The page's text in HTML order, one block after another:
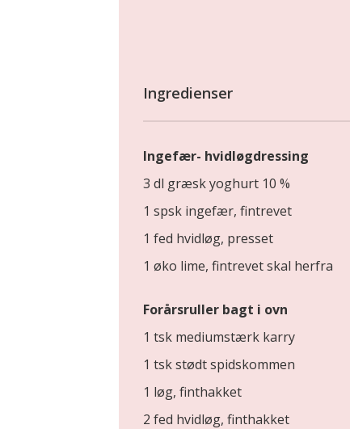
Ingredienser
Ingefær- hvidløgdressing
3 dl græsk yoghurt 10 %
1 spsk ingefær, fintrevet
1 fed hvidløg, presset
1 øko lime, fintrevet skal herfra
Forårsruller bagt i ovn
1 tsk mediumstærk karry
1 tsk stødt spidskommen
1 løg, finthakket
2 fed hvidløg, finthakket